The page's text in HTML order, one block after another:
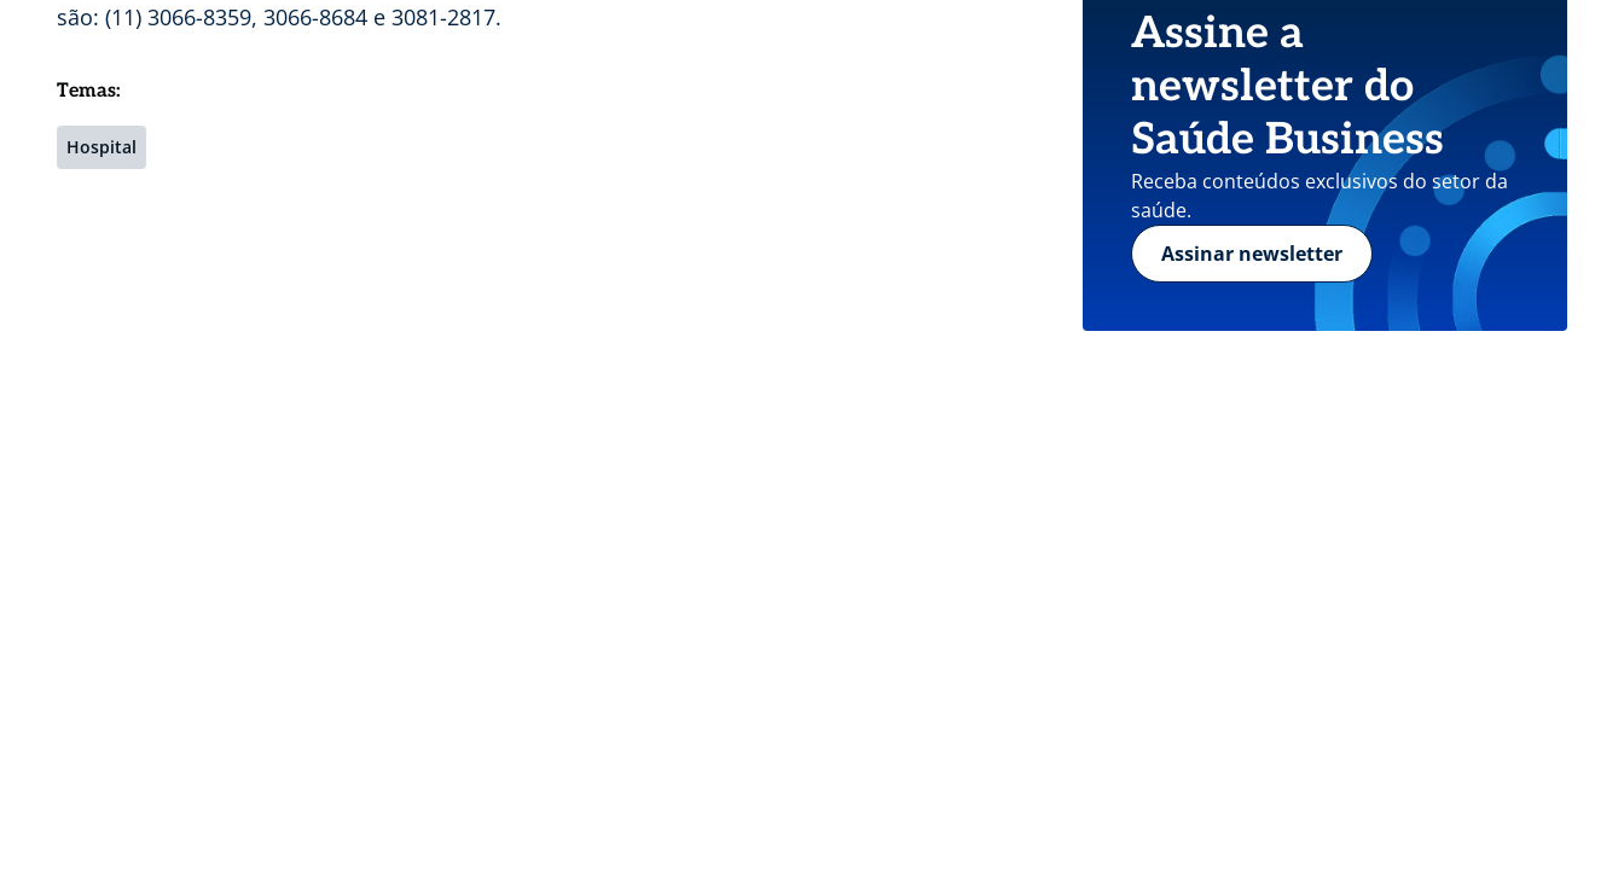
são: (11) 3066-8359, 3066-8684 e 3081-2817.
Temas:
Hospital
Assine a
newsletter do
Saúde Business
Receba conteúdos exclusivos do setor da
saúde.
Assinar newsletter